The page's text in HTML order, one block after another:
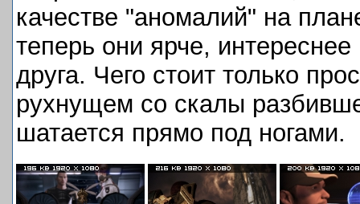
качестве "аномалий" на
теперь они ярче,
друга. Чего стоит только
рухнущем со скалы
шатается прямо под ногами.